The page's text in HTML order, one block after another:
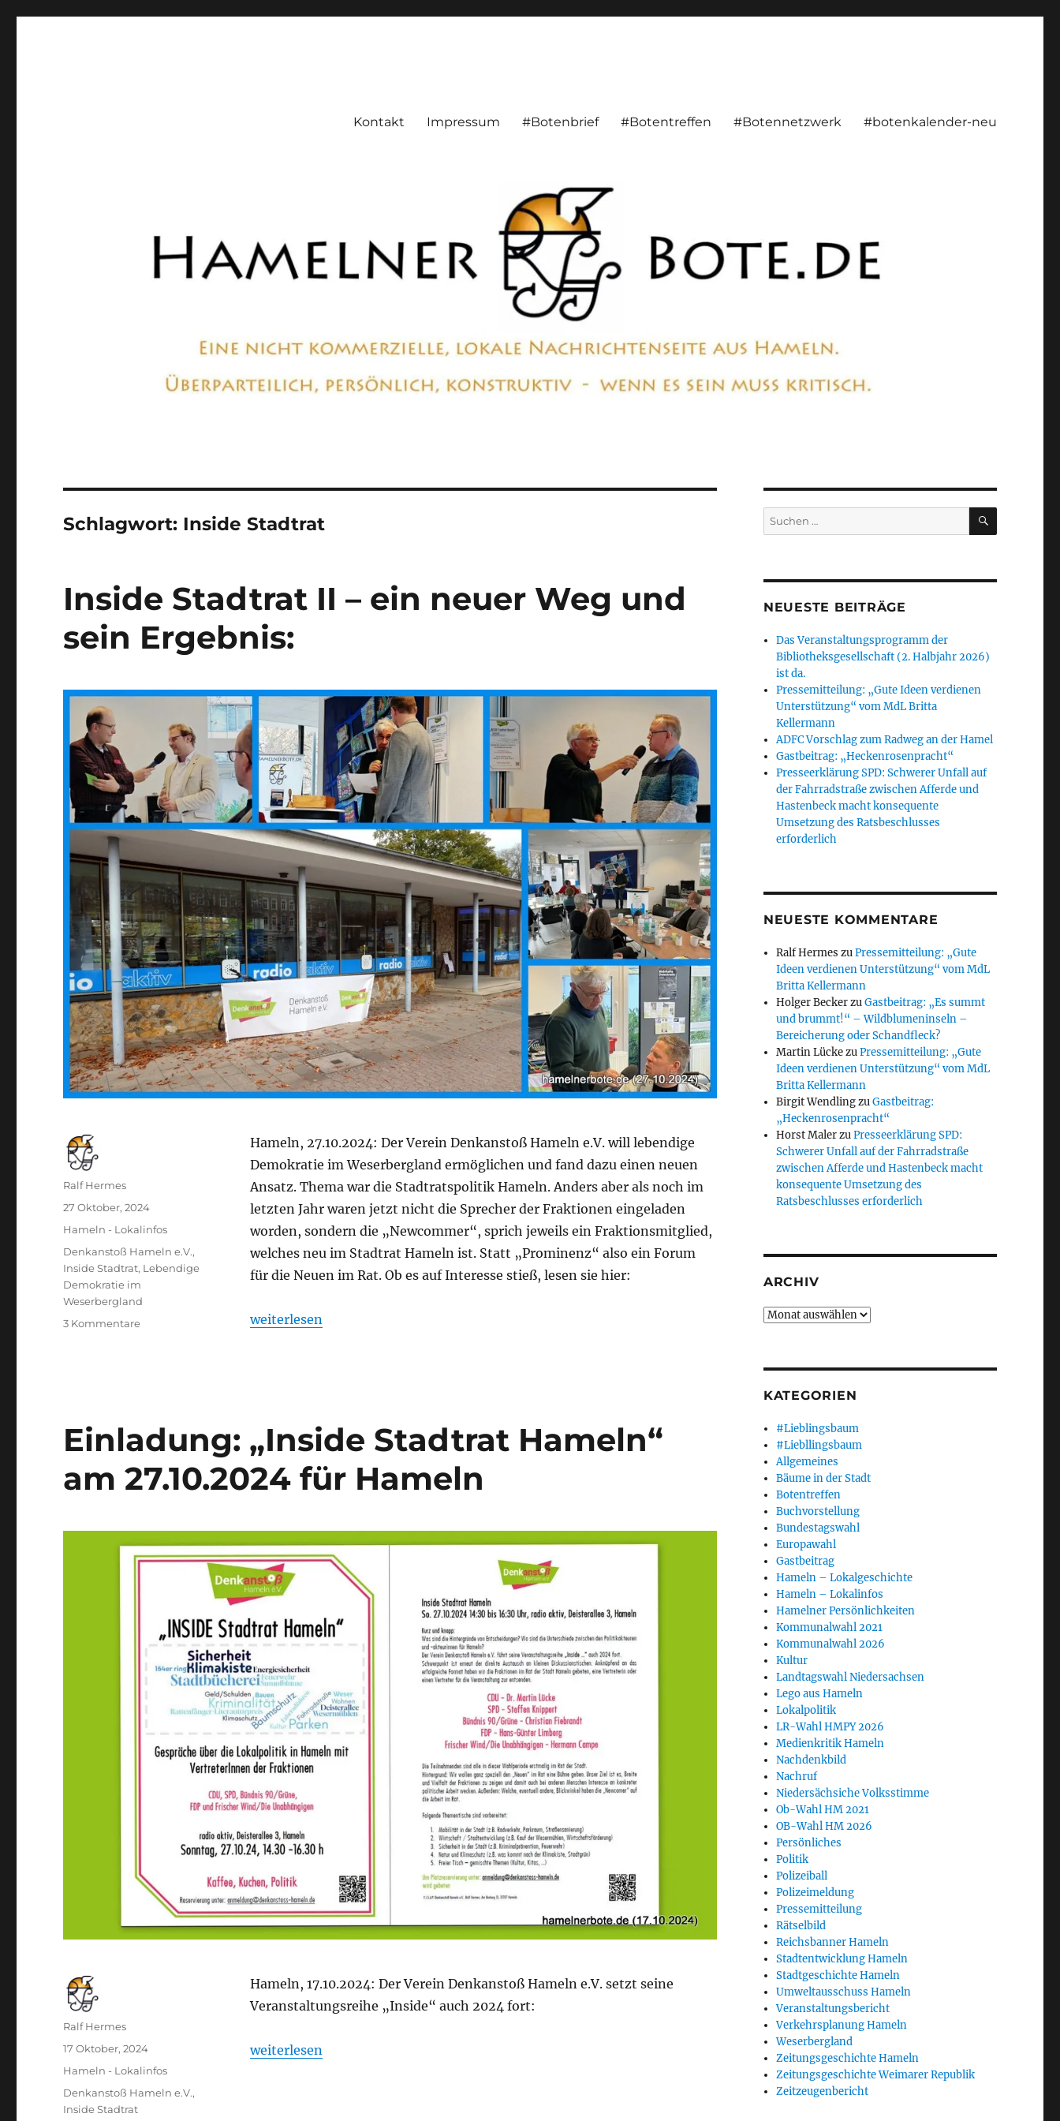
Kontakt Impressum #Botenbrief #Botentreffen #Botennetzwerk #botenkalender-neu
Schlagwort: Inside Stadtrat
Inside Stadtrat II – ein neuer Weg und
sein Ergebnis:
Hameln, 27.10.2024: Der Verein Denkanstoß Hameln e.V. will lebendige
Demokratie im Weserbergland ermöglichen und fand dazu einen neuen
Ansatz. Thema war die Stadtratspolitik Hameln. Anders aber als noch im
letzten Jahr waren jetzt nicht die Sprecher der Fraktionen eingeladen
worden, sondern die „Newcommer“, sprich jeweils ein Fraktionsmitglied,
welches neu im Stadtrat Hameln ist. Statt „Prominenz“ also ein Forum
für die Neuen im Rat. Ob es auf Interesse stieß, lesen sie hier:
„Inside Stadtrat II – ein neuer Weg und sein Ergebnis:“
weiterlesen
Autor
Ralf Hermes
Veröffentlicht
27 Oktober, 2024
Kategorien
Hameln - Lokalinfos
Schlagwörter
Denkanstoß Hameln e.V.,
Inside Stadtrat, Lebendige
Demokratie im
Weserbergland
3 Kommentarezu
Weg
und
sein
Ergebnis:
Einladung: „Inside Stadtrat Hameln“
am 27.10.2024 für Hameln
Hameln, 17.10.2024: Der Verein Denkanstoß Hameln e.V. setzt seine
Veranstaltungsreihe „Inside“ auch 2024 fort:
„Einladung: „Inside Stadtrat Hameln“ am 27.10.2024 für Hameln“
weiterlesen
Autor
Ralf Hermes
Veröffentlicht
17 Oktober, 2024
Kategorien
Hameln - Lokalinfos
Schlagwörter
Denkanstoß Hameln e.V.,
Inside Stadtrat
Suchen
nach:
SUCHEN
NEUESTE BEITRÄGE
Das Veranstaltungsprogramm der
Bibliotheksgesellschaft (2. Halbjahr 2026)
ist da.
Pressemitteilung: „Gute Ideen verdienen
Unterstützung“ vom MdL Britta
Kellermann
ADFC Vorschlag zum Radweg an der Hamel
Gastbeitrag: „Heckenrosenpracht“
Presseerklärung SPD: Schwerer Unfall auf
der Fahrradstraße zwischen Afferde und
Hastenbeck macht konsequente
Umsetzung des Ratsbeschlusses
erforderlich
NEUESTE KOMMENTARE
Ralf Hermes zuPressemitteilung: „Gute
Ideen verdienen Unterstützung“ vom MdL
Britta Kellermann
Holger BeckerzuGastbeitrag: „Es summt
und brummt!“ – Wildblumeninseln –
Bereicherung oder Schandfleck?
Martin LückezuPressemitteilung: „Gute
Ideen verdienen Unterstützung“ vom MdL
Britta Kellermann
Birgit WendlingzuGastbeitrag:
„Heckenrosenpracht“
Horst MalerzuPresseerklärung SPD:
Schwerer Unfall auf der Fahrradstraße
zwischen Afferde und Hastenbeck macht
konsequente Umsetzung des
Ratsbeschlusses erforderlich
ARCHIV
Archiv
KATEGORIEN
#Lieblingsbaum
#Liebllingsbaum
Allgemeines
Bäume in der Stadt
Botentreffen
Buchvorstellung
Bundestagswahl
Europawahl
Gastbeitrag
Hameln – Lokalgeschichte
Hameln – Lokalinfos
Hamelner Persönlichkeiten
Kommunalwahl 2021
Kommunalwahl 2026
Kultur
Landtagswahl Niedersachsen
Lego aus Hameln
Lokalpolitik
LR-Wahl HMPY 2026
Medienkritik Hameln
Nachdenkbild
Nachruf
Niedersächsiche Volksstimme
Ob-Wahl HM 2021
OB-Wahl HM 2026
Persönliches
Politik
Polizeiball
Polizeimeldung
Pressemitteilung
Rätselbild
Reichsbanner Hameln
Stadtentwicklung Hameln
Stadtgeschichte Hameln
Umweltausschuss Hameln
Veranstaltungsbericht
Verkehrsplanung Hameln
Weserbergland
Zeitungsgeschichte Hameln
Zeitungsgeschichte Weimarer Republik
Zeitzeugenbericht